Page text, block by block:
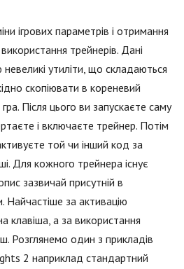
ігрових параметрів і отримання
трейнерів. Дані
утиліти, що складаються
скопіювати в кореневий
Після цього ви запускаєте саму
і включаєте трейнер. Потім
той чи інший код за
Для кожного трейнера існує
зазвичай присутній в
Найчастіше за активацію
клавіша, а за використання
Розглянемо один з прикладів
2 наприклад стандартний